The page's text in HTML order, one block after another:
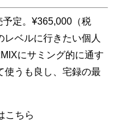
定。¥365,000（税
ベルに行きたい個人
にサミング的に通す
使うも良し、宅録の最
こちら